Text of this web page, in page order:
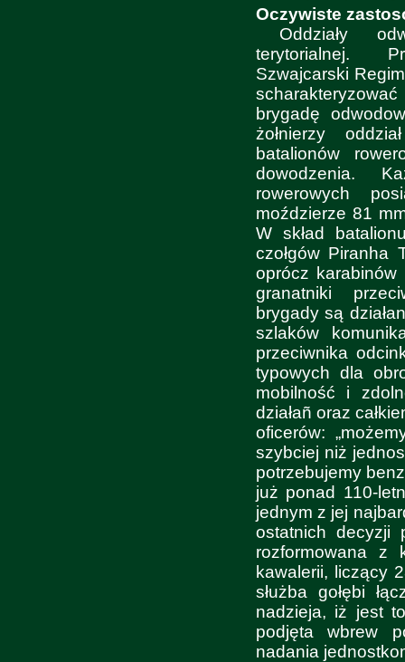
Oczywiste
Oddziały
terytorialnej.
Szwajcarski
brygadę
żołnierzy
batalionów
dowodzenia.
rowerowych
moździerze 81
W skład
czołgów
oprócz
granatniki
brygady są
szlaków
przeciwnika
typowych dla
mobilność i
działañ oraz
oficerów:
szybciej niż
potrzebujemy
już ponad 110-
jednym z jej
ostatnich decyzji
rozformowana z
kawalerii, liczący
służba gołębi
nadzieja, iż jest
podjęta wbrew
nadania